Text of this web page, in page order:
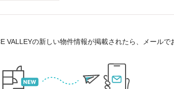
VALLEYの新しい物件情報が掲載されたら、メールで